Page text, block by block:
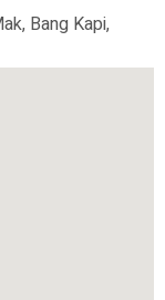
Bang Kapi,